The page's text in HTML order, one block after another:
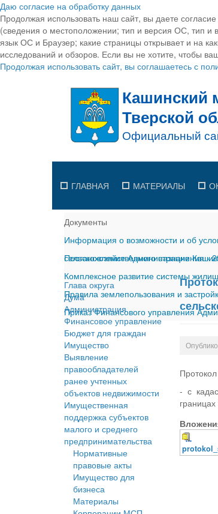
Даю согласие на обработку данных
Продолжая использовать наш сайт, вы даете
(сведения о местоположении; тип и версия ОС, тип и
язык ОС и Браузер; какие страницы открывает и на
исследований и обзоров. Если вы не хотите, чтобы
Продолжая использовать сайт, вы соглашаетесь с
ГЛАВНАЯ МАТЕРИАЛЫ
Документы
Информация о возможности и об
сельскохозяйственного назначения-
Постановление Администрации
Комплексное развитие системы
Правила землепользования и
Приказ Финансового управления
Глава округа
Дума
Администрация
Финансовое управление
Бюджет для граждан
Имущество
Выявление
правообладателей
ранее учтенных
объектов недвижимости
Имущественная
поддержка субъектов
малого и среднего
предпринимательства
Нормативные
правовые акты
Имущество для
бизнеса
Материалы
- с